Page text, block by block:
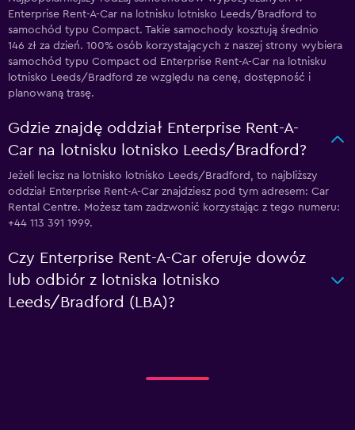
Enterprise Rent-A-Car na lotnisku lotnisko Leeds/Bradford to
samochód typu Compact. Takie samochody kosztują średnio
146 zł za dzień. 100% osób korzystających z naszej strony wybiera
samochód typu Compact od Enterprise Rent-A-Car na lotnisku
lotnisko Leeds/Bradford ze względu na cenę, dostępność i
planowaną trasę.
Gdzie znajdę oddział Enterprise Rent-A-
Car na lotnisku lotnisko Leeds/Bradford?
Jeżeli lecisz na lotnisko lotnisko Leeds/Bradford, to najbliższy
oddział Enterprise Rent-A-Car znajdziesz pod tym adresem: Car
Rental Centre. Możesz tam zadzwonić korzystając z tego numeru:
+44 113 391 1999.
Czy Enterprise Rent-A-Car oferuje dowóz
lub odbiór z lotniska lotnisko
Leeds/Bradford (LBA)?